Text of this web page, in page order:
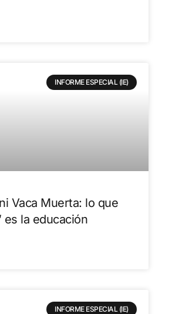
INFORME ESPECIAL (IE)
Vaca Muerta: lo que
es la educación
INFORME ESPECIAL (IE)